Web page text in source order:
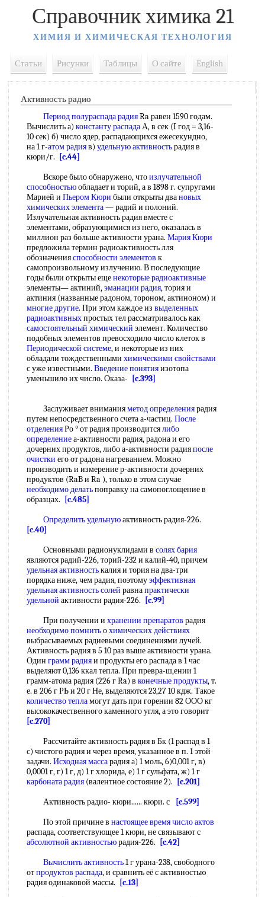
Справочник химика 21
ХИМИЯ И ХИМИЧЕСКАЯ ТЕХНОЛОГИЯ
Статьи Рисунки Таблицы О сайте English
Активность радио
Период полураспада радияRa равен 1590 годам.
Вычислить а) константу распадаА, в сек (I год = 3,16-
10 сек) б) число ядер, распадающихся ежесекундно,
на 1 г-атом радияв) удельную активностьрадия в
кюри/г.
[c.44]
Вскоре было обнаружено, чтоизлучательной
способностьюобладает и торий, а в 1898 г. супругами
Марией и Пьером Кюри были открыты двановых
химических элемента— радий и полоний.
Излучательная активность радия вместе с
элементами, образующимися из него, оказалась в
миллион раз больше активности урана. Мария Кюри
предложила термин радиоактивность лля
обозначенияспособности элементов к
самопроизвольному излучению. В последующие
годы были открыты ещенекоторые радиоактивные
элементы— актиний,эманации радия, тория и
актиния (названные радоном, тороном, актиноном) и
многие другие. При этом каждое из выделенных
радиоактивныхпростых тел рассматривалось как
самостоятельный химический элемент. Количество
подобных элементов превосходило число клеток в
Периодической системе, и некоторые из них
обладали тождественными химическими свойствами
с уже известными. Введение понятияизотопа
уменьшило их число. Оказа-
[c.393]
Заслуживает вниманияметод определениярадия
путем непосредственного счета а-частиц. После
отделенияРо ° от радия производитсялибо
определениеа-активности радия, радона и его
дочерних продуктов, либо а-активности радияпосле
очистки его от радона нагреванием. Можно
производить и измерение р-активности дочерних
продуктов (RaB и Ra ), только в этом случае
необходимо делатьпоправку на самопоглощение в
образцах.
[c.485]
Определить удельнуюактивность радия-226.
[c.40]
Основными радионуклидами в солях бария
являются радий-226, торий-232 и калий-40, причем
удельная активностькалия и тория на два-три
порядка ниже, чем радия, поэтомуэффективная
удельнаяактивность солей равнапрактически
удельной активности радия-226.
[c.99]
При получении и хранении препаратов радия
необходимо помнитьохимических действиях
выбрасываемых радиевыми соединениями лучей.
Активность радия в 5 10 раз выше активности урана.
Один грамм радияи продукты его распада в 1 час
выделяют 0,136 ккал тепла. При превра-ш,ении 1
грамм-атома радия (226 г Ra) в конечные продукты, т.
е. в 206 г РЬ и 20 г Не, выделяются 23,27 10 кдж. Такое
количество тепламогут дать при горении 82 ООО кг
высококачественного каменного угля, а это говорит
[c.270]
Рассчитайте активность радия в Бк (1 распад в 1
с) чистого радия и через время, указанное в п. 1 этой
задачи. Исходная массарадия а) 1 моль, 6)0,001 г, в)
0,0001 г, г) 1 г, д) 1 г хлорида, е) 1 г сульфата, ж) 1 г
карбоната радия (валентное состояние 2).
[c.201]
Активность радио- кюри...... кюри. с
[c.599]
По этой причине в настоящее времячисло актов
распада, соответствующее 1 кюри, не связывают с
абсолютной активностьюрадия-226.
[c.42]
Вычислить активность1 г урана-238, свободного
отпродуктов распада, и сравнить её с активностью
радия одинаковой массы.
[c.13]